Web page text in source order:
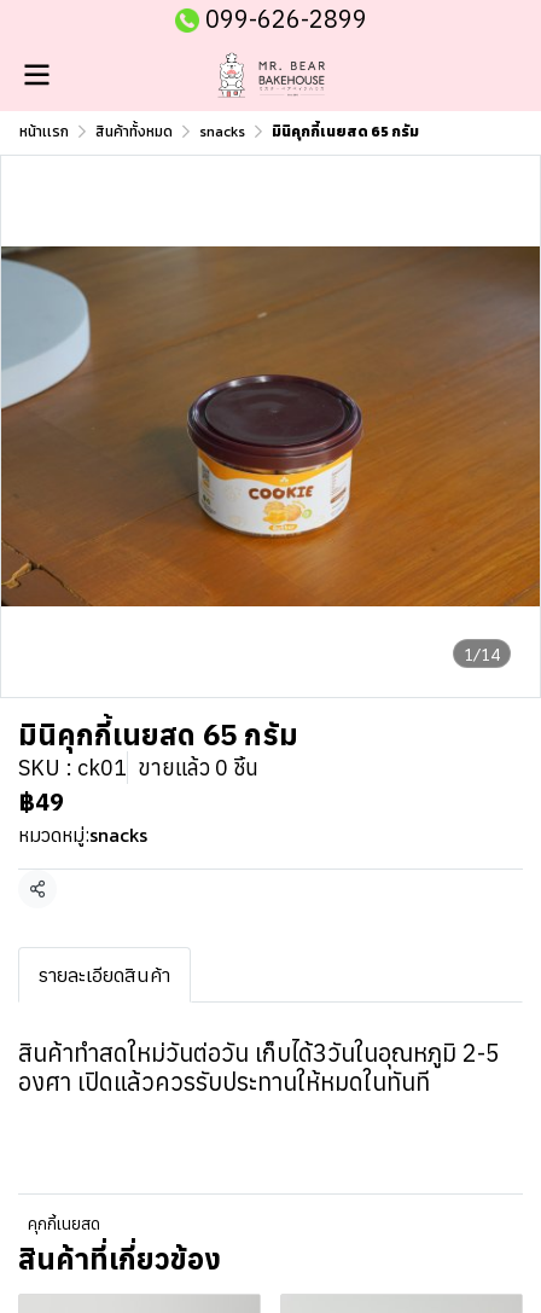
099-626-2899
หน้าเเรก สินค้าทั้งหมด snacks มินิคุกกี้เนยสด 65 กรัม
1/14
มินิคุกกี้เนยสด 65 กรัม
SKU : ck01 ขายแล้ว 0 ชิ้น
฿49
หมวดหมู่:snacks
แชร์
รายละเอียดสินค้า
สินค้าทำสดใหม่วันต่อวัน เก็บได้3วันในอุณหภูมิ 2-5
องศา เปิดแล้วควรรับประทานให้หมดในทันที
คุกกี้เนยสด
สินค้าที่เกี่ยวข้อง